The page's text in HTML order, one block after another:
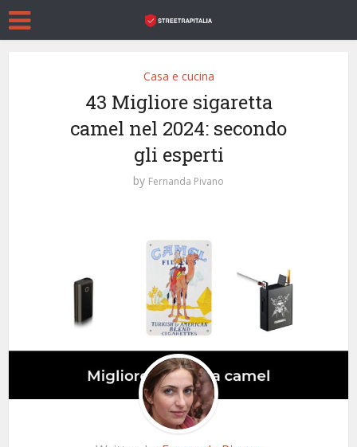
Casa e cucina
43 Migliore sigaretta
camel nel 2024: secondo
gli esperti
by Fernanda Pivano